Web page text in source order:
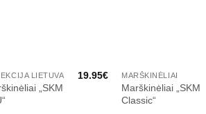
LIETUVA
„SKM
19.95€ MARŠKINĖLIAI
Marškinėliai „SKM
Classic“